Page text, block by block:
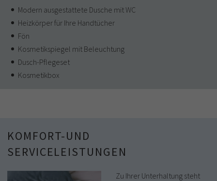
Modern ausgestattete Dusche mit WC
Heizkörper für Ihre Handtücher
Fön
Kosmetikspiegel mit Beleuchtung
Dusch-Pflegeset
Kosmetikbox
KOMFORT-UND
SERVICELEISTUNGEN
Zu Ihrer Unterhaltung steht